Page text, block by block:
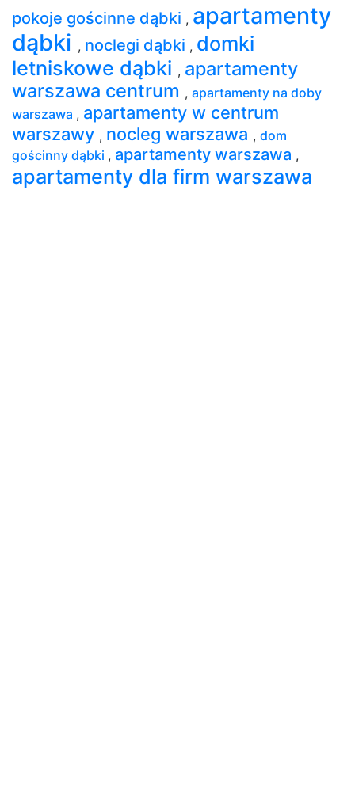
pokoje gościnne dąbki , apartamenty
dąbki , noclegi dąbki , domki
letniskowe dąbki , apartamenty
warszawa centrum , apartamenty na doby
warszawa , apartamenty w centrum
warszawy , nocleg warszawa , dom
gościnny dąbki , apartamenty warszawa ,
apartamenty dla firm warszawa